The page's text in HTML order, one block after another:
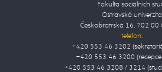
Fakulta sociálních
Ostravská univerzita
Českobratrská 16, 702 00
telefon:
+420 553 46 3202
+420 553 46 3200
+420 553 46 3208 / 3214